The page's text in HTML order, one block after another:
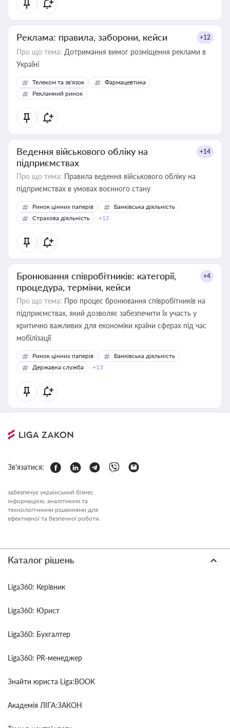
Реклама: правила, заборони, кейси +12
Про що тема: Дотримання вимог розміщення реклами в
Україні
Телеком та зв'язок
Фармацевтика
Рекламний ринок
Ведення військового обліку на
підприємствах
+14
Про що тема: Правила ведення військового обліку на
підприємствах в умовах воєнного стану
Ринок цінних паперів
Банківська діяльність
Страхова діяльність
+12
Бронювання співробітників: категорії,
процедура, терміни, кейси
+4
Про що тема: Про процес бронювання співробітників на
підприємствах, який дозволяє забезпечити їх участь у
критично важливих для економіки країни сферах під час
мобілізації
Ринок цінних паперів
Банківська діяльність
Державна служба
+13
Зв'язатися:
забезпечує український бізнес
інформацією, аналітикою та
технологічними рішеннями для
ефективної та безпечної роботи.
Каталог рішень
Liga360: Керівник
Liga360: Юрист
Liga360: Бухгалтер
Liga360: PR-менеджер
Знайти юриста Liga:BOOK
Академія ЛІГА:ЗАКОН